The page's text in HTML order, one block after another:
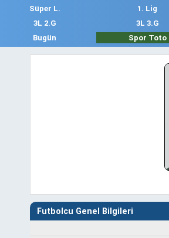
Süper L. 1. Lig
3L 2.G
3L 3.G
Bugün
Spor Toto
Futbolcu Genel Bilgileri